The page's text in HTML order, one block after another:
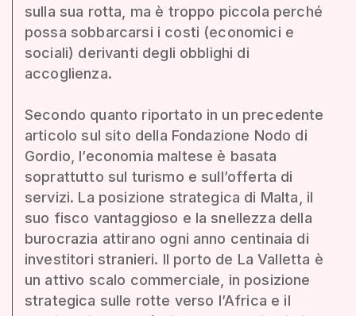
sulla sua rotta, ma è troppo piccola perché
possa sobbarcarsi i costi (economici e
sociali) derivanti degli obblighi di
accoglienza.
Secondo quanto riportato in un precedente
articolo sul sito della Fondazione Nodo di
Gordio, l’economia maltese è basata
soprattutto sul turismo e sull’offerta di
servizi. La posizione strategica di Malta, il
suo fisco vantaggioso e la snellezza della
burocrazia attirano ogni anno centinaia di
investitori stranieri. Il porto de La Valletta è
un attivo scalo commerciale, in posizione
strategica sulle rotte verso l’Africa e il